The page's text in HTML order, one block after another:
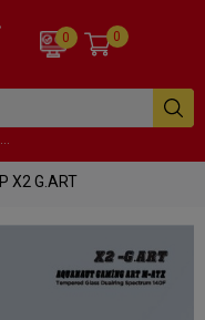
0 0
X2 G.ART